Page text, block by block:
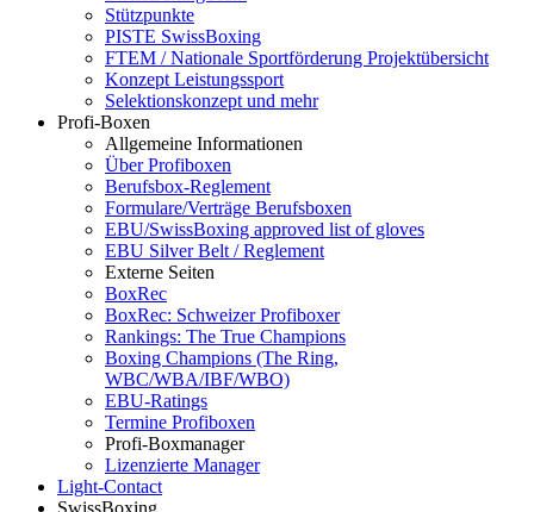
Stützpunkte
PISTE SwissBoxing
FTEM / Nationale Sportförderung Projektübersicht
Konzept Leistungssport
Selektionskonzept und mehr
Profi-Boxen
Allgemeine Informationen
Über Profiboxen
Berufsbox-Reglement
Formulare/Verträge Berufsboxen
EBU/SwissBoxing approved list of gloves
EBU Silver Belt / Reglement
Externe Seiten
BoxRec
BoxRec: Schweizer Profiboxer
Rankings: The True Champions
Boxing Champions (The Ring,
WBC/WBA/IBF/WBO)
EBU-Ratings
Termine Profiboxen
Profi-Boxmanager
Lizenzierte Manager
Light-Contact
SwissBoxing